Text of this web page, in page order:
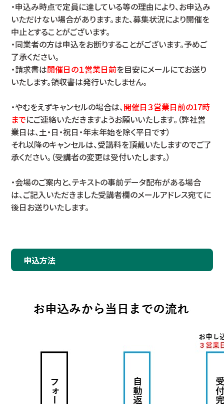
・申込み時点で定員に達している等の理由により、お申込み
いただけない場合があります。また、募集状況により開催を
中止とすることがございます。
・同業者の方は申込をお断りすることがございます。予めご
了承ください。
・請求書は開催日の１営業日前を目安にメールにてお送り
いたします。領収書は発行いたしません。
・やむをえずキャンセルの場合は、開催日３営業日前の17時
までにご連絡いただきますようお願いいたします。（弊社営
業日は、土・日・祝日・年末年始を除く平日です）
それ以降のキャンセルは、受講料を頂戴いたしますのでご了
承ください。（受講者の変更は受付いたします。）
・会場のご案内と、テキストの事前データ配布がある場合
は、ご記入いただきました受講者欄のメールアドレス宛てに
後日お送りいたします。
申込方法